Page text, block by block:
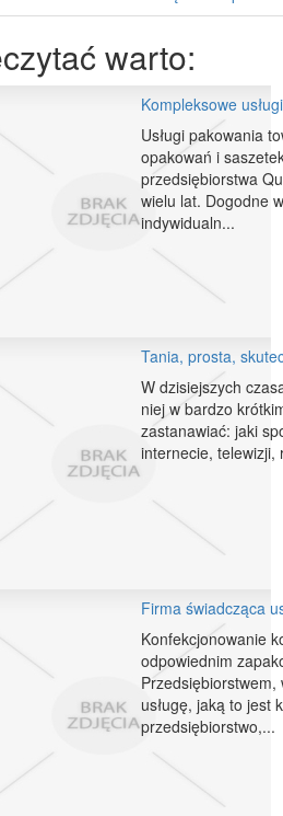
warto:
Kompleksowe
Usługi pakowania
opakowań i
przedsiębiorstwa
wielu lat. Dogodne
indywidualn...
Tania, prosta,
W dzisiejszych
niej w bardzo
zastanawiać: jaki
internecie, telewizji,
Firma świadcząca
Konfekcjonowanie
odpowiednim
usługę, jaką to jest
przedsiębiorstwo,...